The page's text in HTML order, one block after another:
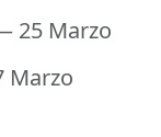
25 Marzo